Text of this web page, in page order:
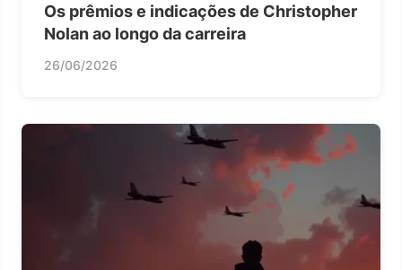
Os prêmios e indicações de Christopher
Nolan ao longo da carreira
26/06/2026